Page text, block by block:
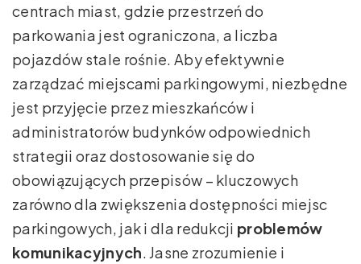
centrach miast, gdzie przestrzeń do
parkowania jest ograniczona, a liczba
pojazdów stale rośnie. Aby efektywnie
zarządzać miejscami parkingowymi, niezbędne
jest przyjęcie przez mieszkańców i
administratorów budynków odpowiednich
strategii oraz dostosowanie się do
obowiązujących przepisów – kluczowych
zarówno dla zwiększenia dostępności miejsc
parkingowych, jak i dla redukcji problemów
komunikacyjnych. Jasne zrozumienie i